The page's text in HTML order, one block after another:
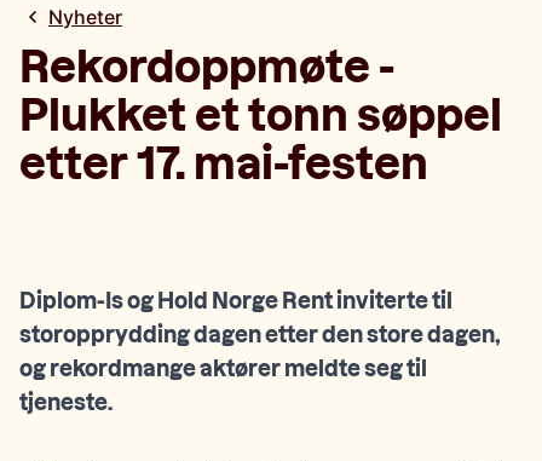
Nyheter
Rekordoppmøte -
Plukket et tonn søppel
etter 17. mai-festen
Diplom-Is og Hold Norge Rent inviterte til
storopprydding dagen etter den store dagen,
og rekordmange aktører meldte seg til
tjeneste.